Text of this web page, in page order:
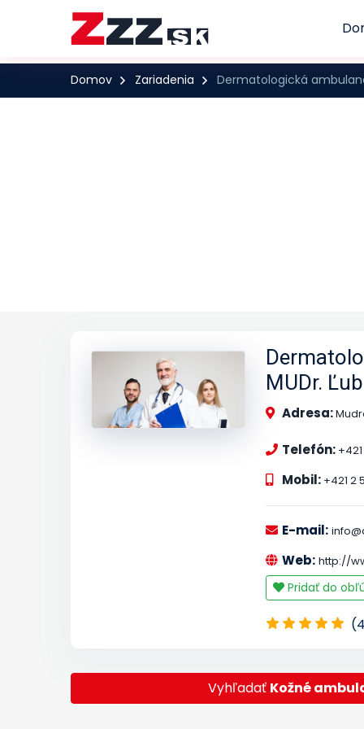
Domov Zariadenia Dermatologická
MUDr.
Adresa:
Telefón:
Mobil: +421 2
E-mail:
Web: http://
Pridať do
Vyhľadať Kožné